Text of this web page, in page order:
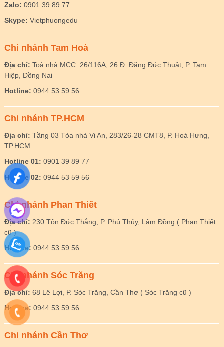
Zalo: 0901 39 89 77
Skype: Vietphuongedu
Chi nhánh Tam Hoà
Địa chỉ: Toà nhà MCC: 26/116A, 26 Đ. Đặng Đức Thuật, P. Tam
Hiệp, Đồng Nai
Hotline: 0944 53 59 56
Chi nhánh TP.HCM
Địa chỉ: Tầng 03 Tòa nhà Vi An, 283/26-28 CMT8, P. Hoà Hưng,
TP.HCM
Hotline 01: 0901 39 89 77
Hotline 02: 0944 53 59 56
Chi nhánh Phan Thiết
Địa chỉ: 230 Tôn Đức Thắng, P. Phú Thủy, Lâm Đồng ( Phan Thiết
cũ )
Hotline: 0944 53 59 56
Chi nhánh Sóc Trăng
Địa chỉ: 68 Lê Lợi, P. Sóc Trăng, Cần Thơ ( Sóc Trăng cũ )
Hotline: 0944 53 59 56
Chi nhánh Cần Thơ